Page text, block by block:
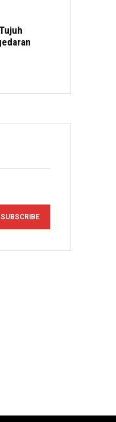
SUBSCRIBE